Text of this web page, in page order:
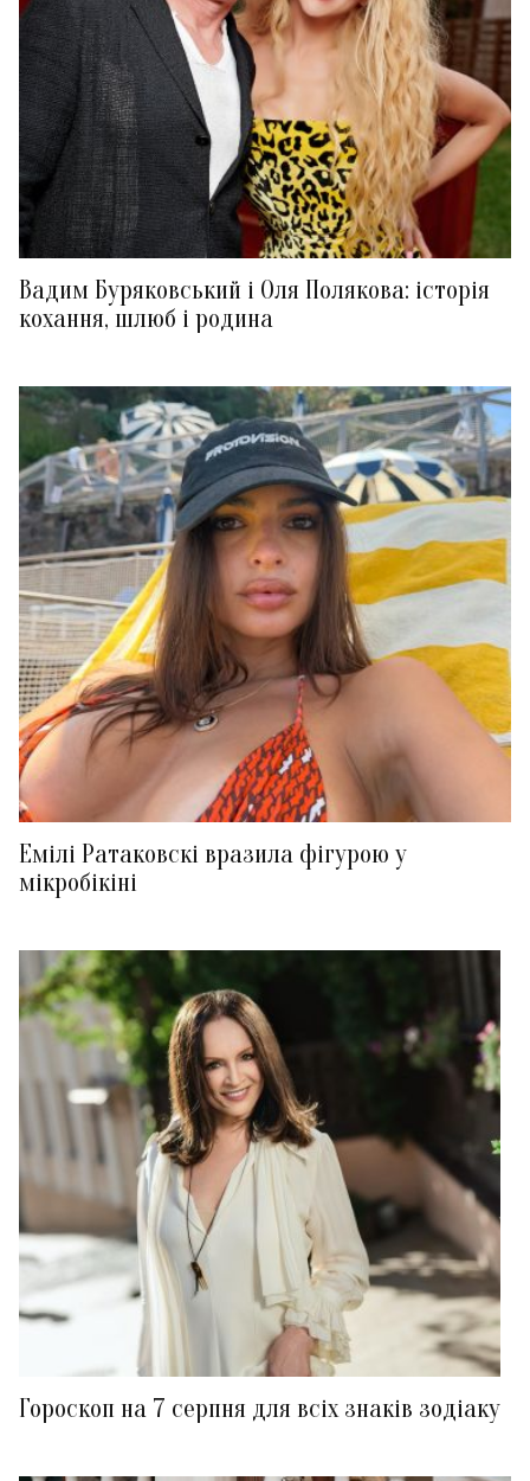
Вадим Буряковський і Оля Полякова: історія
кохання, шлюб і родина
Емілі Ратаковскі вразила фігурою у
мікробікіні
Гороскоп на 7 серпня для всіх знаків зодіаку